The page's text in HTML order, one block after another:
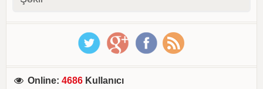
Online:4686 Kullanıcı